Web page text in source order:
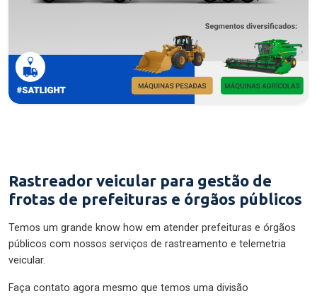
Rastreador veicular para gestão de
frotas de prefeituras e órgãos públicos
Temos um grande know how em atender prefeituras e órgãos
públicos com nossos serviços de rastreamento e telemetria
veicular.
Faça contato agora mesmo que temos uma divisão